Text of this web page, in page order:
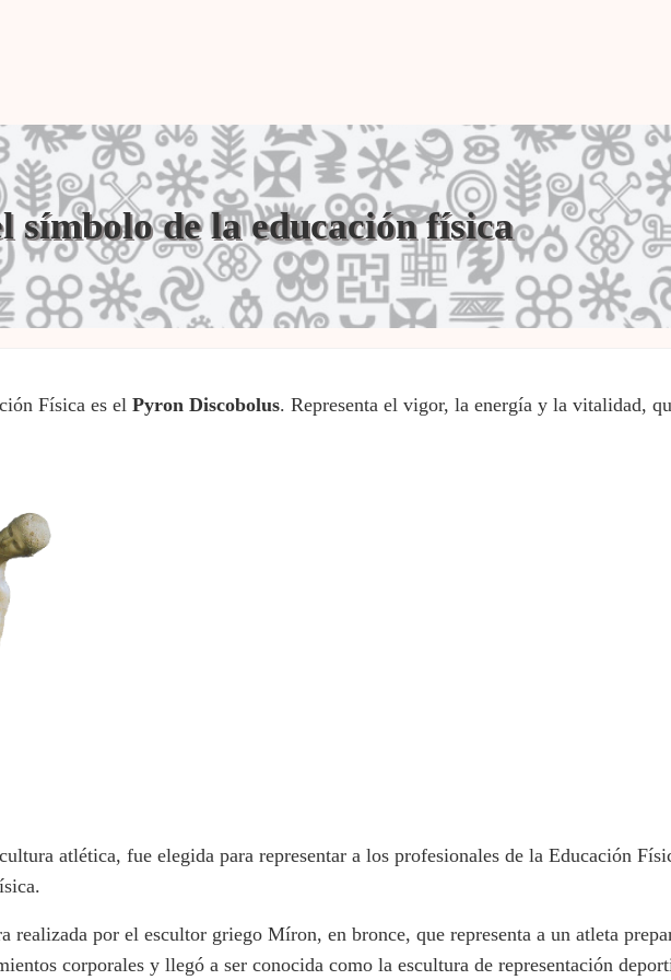
símbolo de la educación física
Física es elPyron Discobolus. Representa el vigor, la energía y la vitalidad,
atlética, fue elegida para representar a los profesionales de la Educación
realizada por el escultor griego Míron, en bronce, que representa a un atleta
corporales y llegó a ser conocida como la escultura de representación